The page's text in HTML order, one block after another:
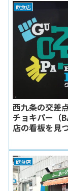
飲食店
西九条の交差
チョキパー（
店の看板を見
飲食店